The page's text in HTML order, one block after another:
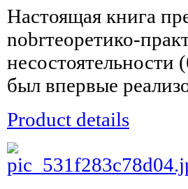
Настоящая книга
nobrтеоретико-
несостоятельности
был впервые
Product details